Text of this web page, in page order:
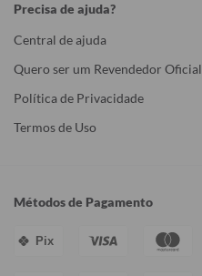
Precisa de ajuda?
Central de ajuda
Quero ser um Revendedor Oficial
Política de Privacidade
Termos de Uso
Métodos de Pagamento
Pix